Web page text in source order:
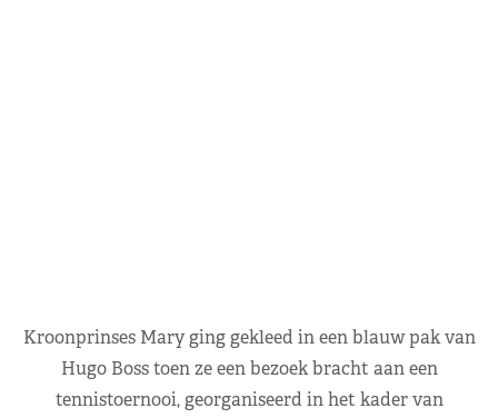
Kroonprinses Mary ging gekleed in een blauw pak van
Hugo Boss toen ze een bezoek bracht aan een
tennistoernooi, georganiseerd in het kader van